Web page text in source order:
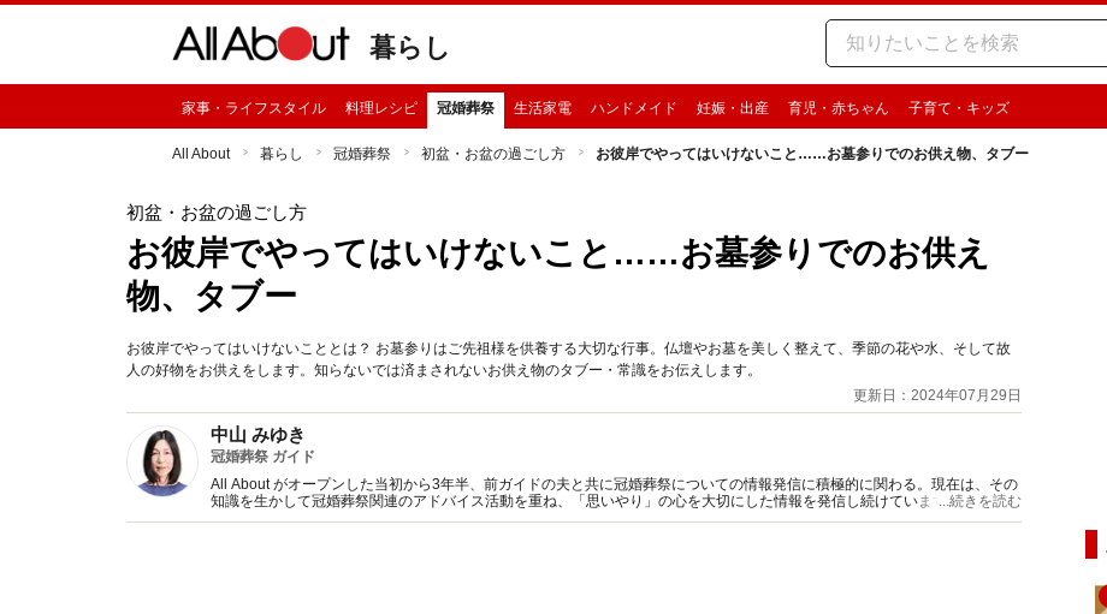
暮らし
家事・ライフスタイル 料理レシピ 冠婚葬祭 生活家電 ハンドメイド 妊娠・出産 育児・赤ちゃん 子育て・キッズ
All About 暮らし 冠婚葬祭 初盆・お盆の過ごし方 お彼岸でやってはいけないこと……お墓参りでのお供え物、タブー
初盆・お盆の過ごし方
お彼岸でやってはいけないこと……お墓参りでのお供え
物、タブー
お彼岸でやってはいけないこととは？ お墓参りはご先祖様を供養する大切な行事。仏壇やお墓を美しく整えて、季節の花や水、そして故
人の好物をお供えをします。知らないでは済まされないお供え物のタブー・常識をお伝えします。
更新日：2024年07月29日
中山 みゆき
冠婚葬祭 ガイド
All About がオープンした当初から3年半、前ガイドの夫と共に冠婚葬祭についての情報発信に積極的に関わる。現在は、その
知識を生かして冠婚葬祭関連のアドバイス活動を重ね、「思いやり」の心を大切にした情報を発信し続けています。...続きを読む